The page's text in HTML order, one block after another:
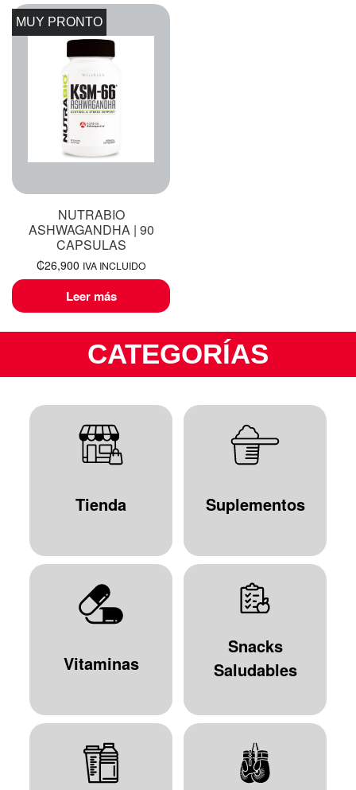
MUY PRONTO
NUTRABIO
ASHWAGANDHA | 90
CAPSULAS
₡26,900 IVA INCLUIDO
Leer más
CATEGORÍAS
Tienda Suplementos
Vitaminas
Snacks
Saludables